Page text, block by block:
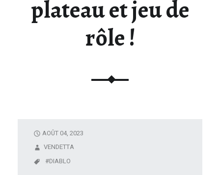
U
N
A
plateau et jeu de
rôle !
AOÛT 04, 2023
VENDETTA
DIABLO